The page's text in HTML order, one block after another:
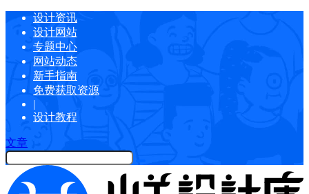
设计资讯
设计网站
专题中心
网站动态
新手指南
免费获取资源
|
设计教程
文章